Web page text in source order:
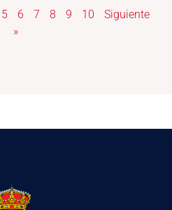
5 6 7 8 9 10
Siguiente
»